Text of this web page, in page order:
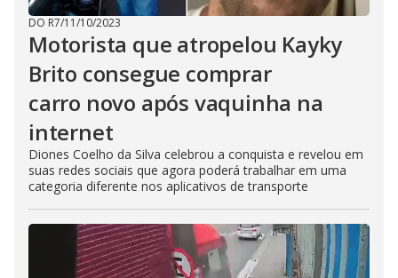
DO R7/11/10/2023
Motorista que atropelou Kayky
Brito consegue comprar
carro novo após vaquinha na
internet
Diones Coelho da Silva celebrou a conquista e revelou em
suas redes sociais que agora poderá trabalhar em uma
categoria diferente nos aplicativos de transporte